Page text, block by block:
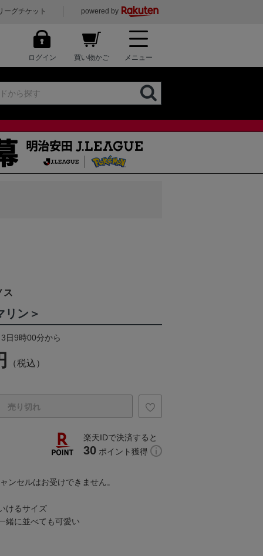
ーグチケット powered by
ログイン 買い物かご メニュー
ス
リン＞
日9時00分から
（税込）
売り切れ
楽天IDで決済すると
30 ポイント獲得
ンセルはお受けできません。
けるサイズ
緒に並べても可愛い